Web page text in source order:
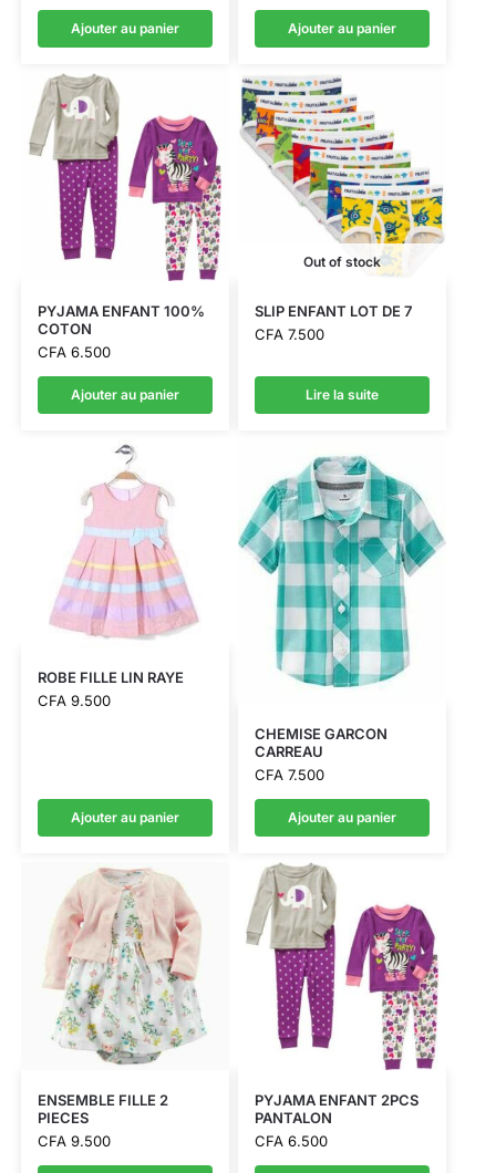
Ajouter au panier Ajouter au panier
PYJAMA ENFANT 100%
COTON
CFA6.500
Ajouter au panier
Out of stock
SLIP ENFANT LOT DE 7
CFA7.500
Lire la suite
ROBE FILLE LIN RAYE
CFA9.500
Ajouter au panier
CHEMISE GARCON
CARREAU
CFA7.500
Ajouter au panier
ENSEMBLE FILLE 2
PIECES
CFA9.500
PYJAMA ENFANT 2PCS
PANTALON
CFA6.500